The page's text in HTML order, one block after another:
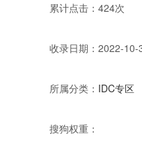
累计点击：424次
收录日期：2022-10-
所属分类： IDC专区
搜狗权重：